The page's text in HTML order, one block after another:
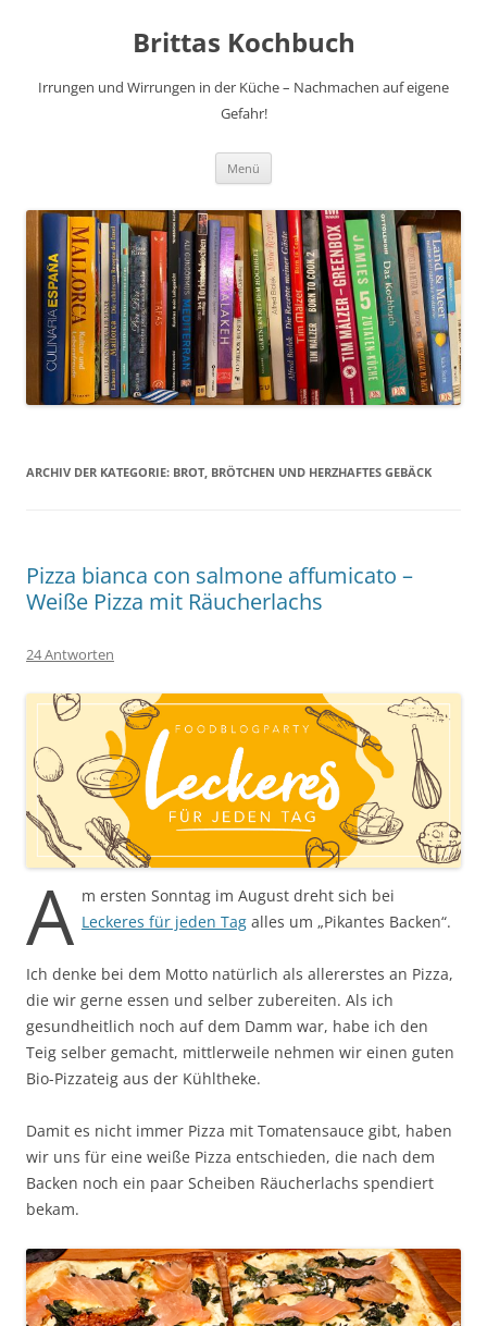
Brittas Kochbuch
Irrungen und Wirrungen in der Küche – Nachmachen auf eigene
Gefahr!
Menü
ARCHIV DER KATEGORIE: BROT, BRÖTCHEN UND HERZHAFTES GEBÄCK
Pizza bianca con salmone affumicato –
Weiße Pizza mit Räucherlachs
24 Antworten
A m ersten Sonntag im August dreht sich bei
Leckeres für jeden Tag alles um „Pikantes Backen“.
Ich denke bei dem Motto natürlich als allererstes an Pizza,
die wir gerne essen und selber zubereiten. Als ich
gesundheitlich noch auf dem Damm war, habe ich den
Teig selber gemacht, mittlerweile nehmen wir einen guten
Bio-Pizzateig aus der Kühltheke.
Damit es nicht immer Pizza mit Tomatensauce gibt, haben
wir uns für eine weiße Pizza entschieden, die nach dem
Backen noch ein paar Scheiben Räucherlachs spendiert
bekam.